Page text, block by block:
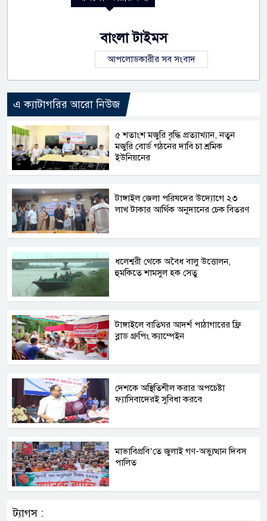
বাংলা টাইমস
আপলোডকারীর সব সংবাদ
এ ক্যাটাগরির আরো নিউজ
৫ শতাংশ মজুরি বৃদ্ধি প্রত্যাখ্যান, নতুন
মজুরি বোর্ড গঠনের দাবি চা শ্রমিক
ইউনিয়নের
টাঙ্গাইল জেলা পরিষদের উদ্যোগে ২৩
লাখ টাকার আর্থিক অনুদানের চেক বিতরণ
ধলেশ্বরী থেকে অবৈধ বালু উত্তোলন,
হুমকিতে শামসুল হক সেতু
টাঙ্গাইলে বাতিঘর আদর্শ পাঠাগারের ফ্রি
ব্লাড গ্রুপিং ক্যাম্পেইন
দেশকে অস্থিতিশীল করার অপচেষ্টা
ফ্যাসিবাদেরই সুবিধা করবে
মাভাবিপ্রবি’তে জুলাই গণ-অভ্যুত্থান দিবস
পালিত
ট্যাগস :